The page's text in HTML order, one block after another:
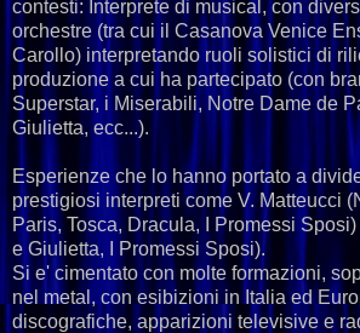
contesti: Interprete di musical, con
orchestre (tra cui il Casanova Venice
Carollo) interpretando ruoli solistici di
produzione a cui ha partecipato (con
Superstar, i Miserabili, Notre Dame de
Giulietta, ecc...).
Esperienze che lo hanno portato a
prestigiosi interpreti come V. Matteucci
Paris, Tosca, Dracula, I Promessi
e Giulietta, I Promessi Sposi).
Si e' cimentato con molte formazioni,
nel metal, con esibizioni in Italia ed
discografiche, apparizioni televisive e